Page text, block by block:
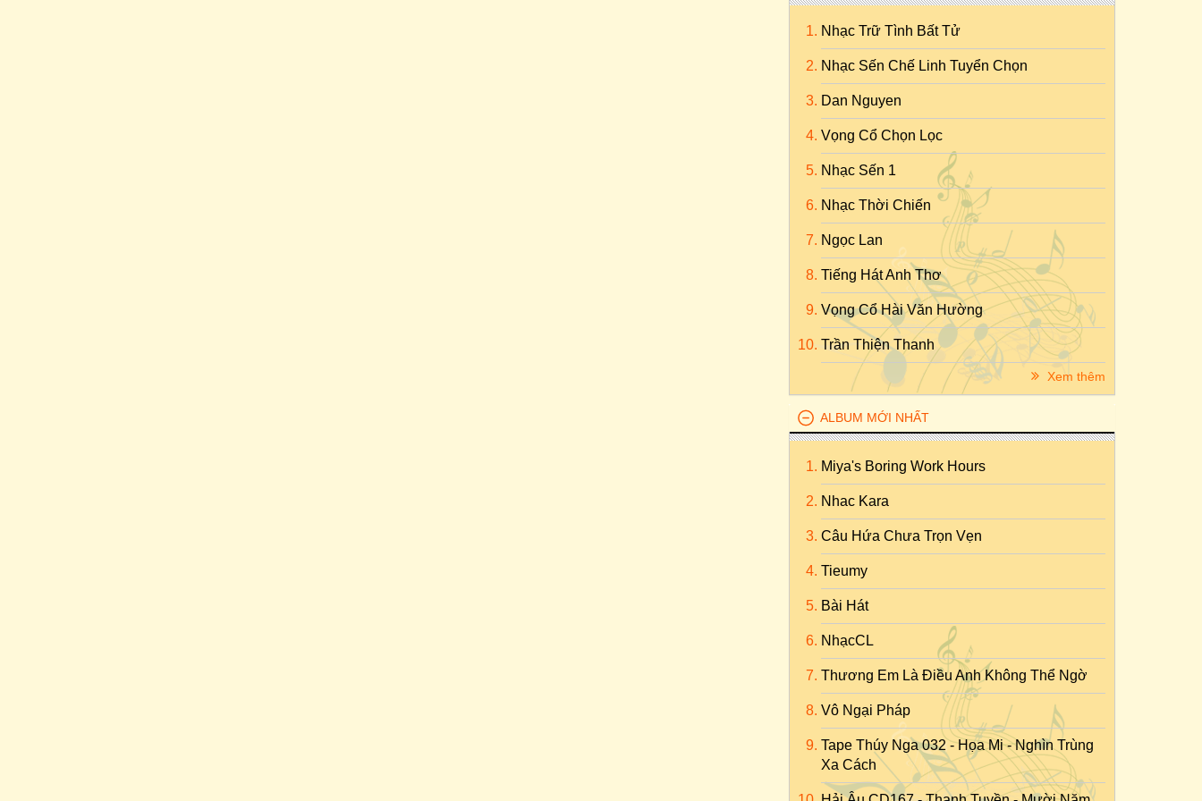
Nhạc Trữ Tình Bất Tử
Nhạc Sến Chế Linh Tuyển Chọn
Dan Nguyen
Vọng Cổ Chọn Lọc
Nhạc Sến 1
Nhạc Thời Chiến
Ngọc Lan
Tiếng Hát Anh Thơ
Vọng Cổ Hài Văn Hường
Trần Thiện Thanh
Xem thêm
ALBUM MỚI NHẤT
Miya's Boring Work Hours
Nhac Kara
Câu Hứa Chưa Trọn Vẹn
Tieumy
Bài Hát
NhạcCL
Thương Em Là Điều Anh Không Thể Ngờ
Vô Ngại Pháp
Tape Thúy Nga 032 - Họa Mi - Nghìn Trùng
Xa Cách